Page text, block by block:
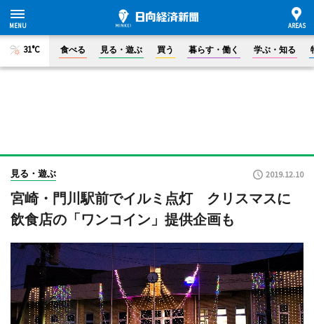
31°C 食べる 見る・遊ぶ 買う 暮らす・働く 学ぶ・知る
見る・遊ぶ 2019.12.10
宮崎・門川駅前でイルミ点灯 クリスマスに
飲食店の「ワンコイン」提供企画も